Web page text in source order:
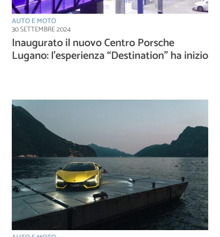
AUTO E MOTO
30 SETTEMBRE 2024
Inaugurato il nuovo Centro Porsche
Lugano: l’esperienza “Destination” ha inizio